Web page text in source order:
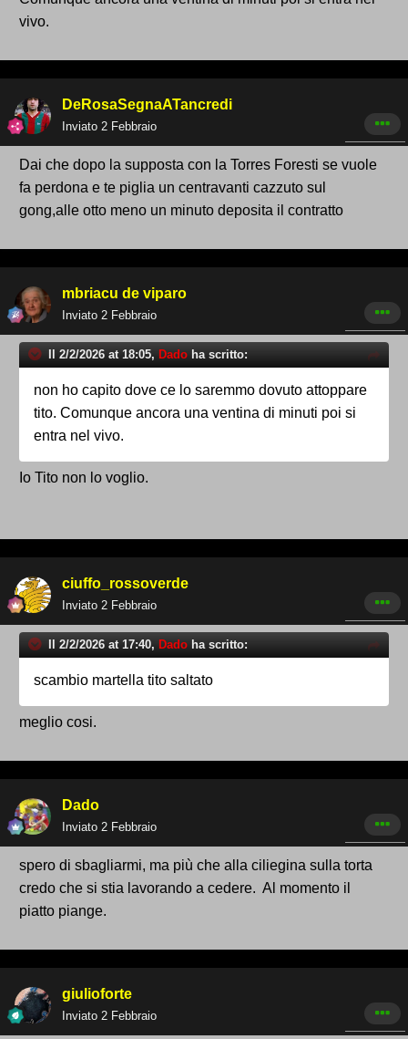
vivo.
DeRosaSegnaATancredi
Inviato 2 Febbraio
Dai che dopo la supposta con la Torres Foresti se vuole
fa perdona e te piglia un centravanti cazzuto sul
gong,alle otto meno un minuto deposita il contratto
mbriacu de viparo
Inviato 2 Febbraio
Il 2/2/2026 at 18:05, Dado ha scritto:
non ho capito dove ce lo saremmo dovuto attoppare
tito. Comunque ancora una ventina di minuti poi si
entra nel vivo.
Io Tito non lo voglio.
ciuffo_rossoverde
Inviato 2 Febbraio
Il 2/2/2026 at 17:40, Dado ha scritto:
scambio martella tito saltato
meglio cosi.
Dado
Inviato 2 Febbraio
spero di sbagliarmi, ma più che alla ciliegina sulla torta
credo che si stia lavorando a cedere. Al momento il
piatto piange.
giulioforte
Inviato 2 Febbraio